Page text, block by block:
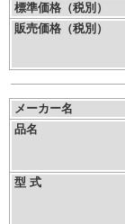
標準価格（税別）
販売価格（税別）
メーカー名
品名
型 式